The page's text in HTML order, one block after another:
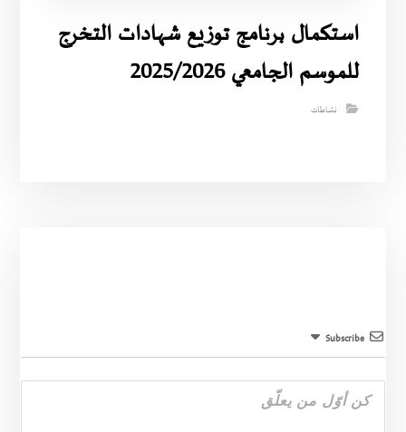
استكمال برنامج توزيع شهادات التخرج
للموسم الجامعي 2025/2026
نشاطات
Subscribe